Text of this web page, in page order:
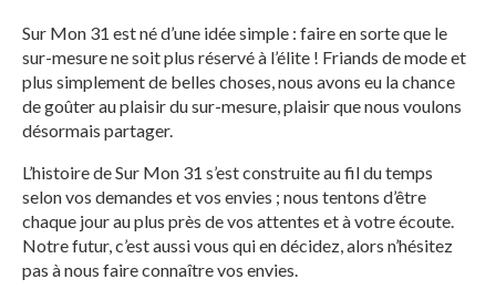
Sur Mon 31 est né d’une idée simple : faire en sorte que le
sur-mesure ne soit plus réservé à l’élite ! Friands de mode et
plus simplement de belles choses, nous avons eu la chance
de goûter au plaisir du sur-mesure, plaisir que nous voulons
désormais partager.
L’histoire de Sur Mon 31 s’est construite au fil du temps
selon vos demandes et vos envies ; nous tentons d’être
chaque jour au plus près de vos attentes et à votre écoute.
Notre futur, c’est aussi vous qui en décidez, alors n’hésitez
pas à nous faire connaître vos envies.